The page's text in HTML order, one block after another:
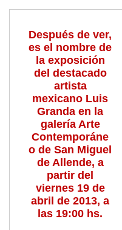
Después de ver,
es el nombre de
la exposición
del destacado
artista
mexicano Luis
Granda en la
galería Arte
Contemporáne
o de San Miguel
de Allende, a
partir del
viernes 19 de
abril de 2013, a
las 19:00 hs.